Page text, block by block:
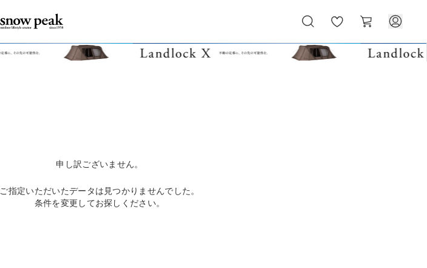
気
に
ー
ト
申し訳ございません。
ご指定いただいたデータは見つかりませんでした。
条件を変更してお探しください。